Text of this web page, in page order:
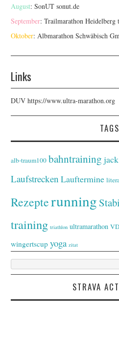
August: SonUTsonut.de
September: Trailmarathon Heidelberg
Oktober: Albmarathon Schwäbisch
Links
DUVhttps://www.ultra-marathon.org
TAGS
alb-traum100 bahntraining
Laufstrecken Lauftermine
Rezepterunning
training triathlon ultramarathon
wingertscup yoga zitat
STRAVA